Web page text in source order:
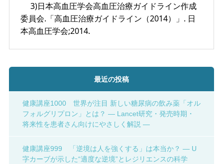
3)日本高血圧学会高血圧治療ガイドライン作成
委員会.「高血圧治療ガイドライン（2014）」. 日
本高血圧学会;2014.
最近の投稿
健康講座1000 世界が注目 新しい糖尿病の飲み薬「オル
フォルグリプロン」とは？ ― Lancet研究・発売時期・
将来性を患者さん向けにやさしく解説 ―
健康講座999 「逆境は人を強くする」は本当か？ ― U
字カーブが示した“適度な逆境”とレジリエンスの科学